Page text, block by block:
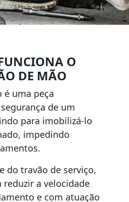
O
DE MÃO
é uma peça
de um
para imobilizá-lo
impedindo
do travão de serviço,
reduzir a velocidade
e com atuação